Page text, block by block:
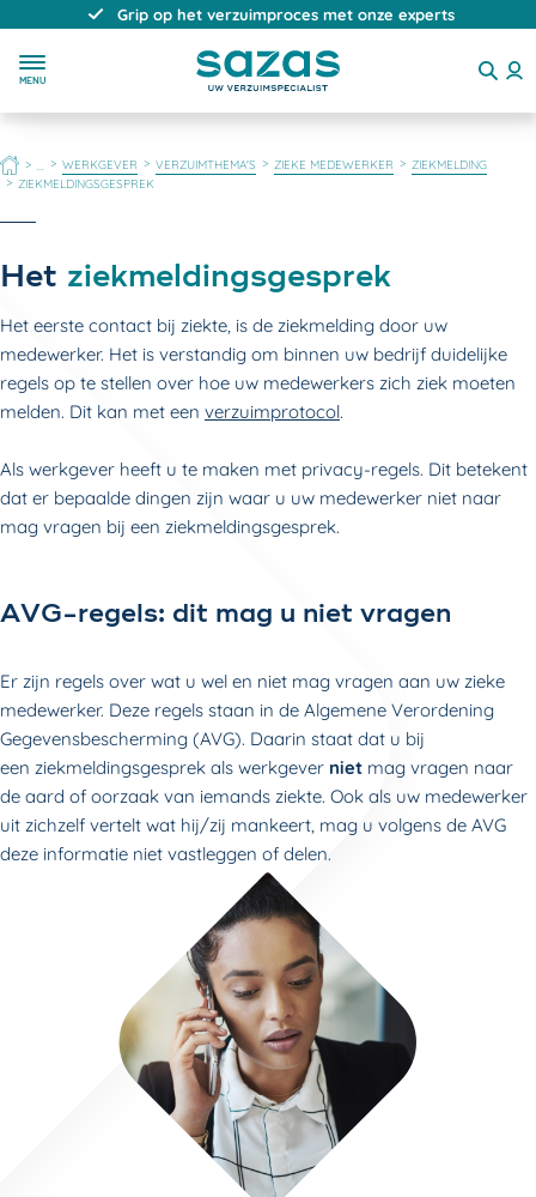
Direct, persoonlijk en deskundig advies
MENU
HOME WERKGEVER VERZUIMTHEMA'S ZIEKE MEDEWERKER
ZIEKMELDING
ZIEKMELDINGSGESPREK
Het ziekmeldingsgesprek
Het eerste contact bij ziekte, is de ziekmelding door uw
medewerker. Het is verstandig om binnen uw bedrijf duidelijke
regels op te stellen over hoe uw medewerkers zich ziek moeten
melden. Dit kan met een verzuimprotocol.
Als werkgever heeft u te maken met privacy-regels. Dit betekent
dat er bepaalde dingen zijn waar u uw medewerker niet naar
mag vragen bij een ziekmeldingsgesprek.
AVG-regels: dit mag u niet vragen
Er zijn regels over wat u wel en niet mag vragen aan uw zieke
medewerker. Deze regels staan in de Algemene Verordening
Gegevensbescherming (AVG). Daarin staat dat u bij
een ziekmeldingsgesprek als werkgever niet mag vragen naar
de aard of oorzaak van iemands ziekte. Ook als uw medewerker
uit zichzelf vertelt wat hij/zij mankeert, mag u volgens de AVG
deze informatie niet vastleggen of delen.